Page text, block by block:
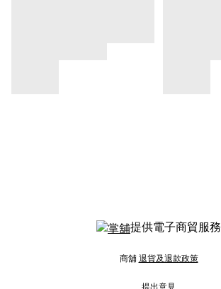
提供電子商貿服務
商舖 退貨及退款政策